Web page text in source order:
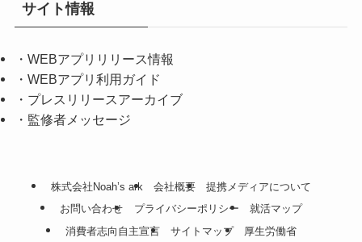
サイト情報
・ WEBアプリリリース情報
・ WEBアプリ利用ガイド
・ プレスリリースアーカイブ
・ 監修者メッセージ
株式会社Noah’s ark 会社概要
提携メディアについて
お問い合わせ
プライバシーポリシー
就活マップ
消費者志向自主宣言
サイトマップ 厚生労働省